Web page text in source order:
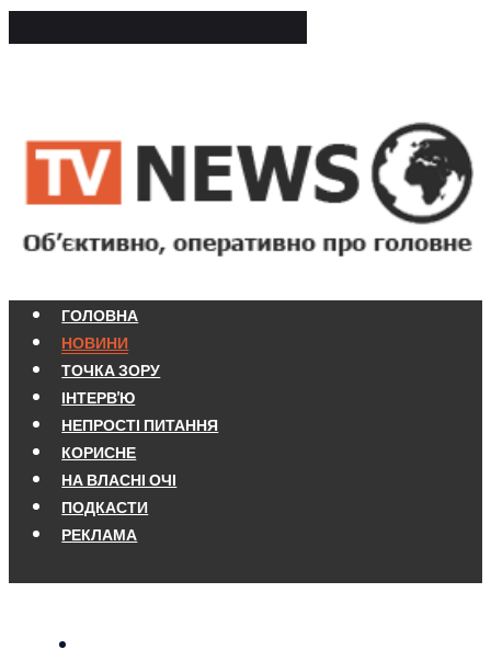
ГОЛОВНА
НОВИНИ
ТОЧКА ЗОРУ
ІНТЕРВ'Ю
НЕПРОСТІ ПИТАННЯ
КОРИСНЕ
НА ВЛАСНІ ОЧІ
ПОДКАСТИ
РЕКЛАМА